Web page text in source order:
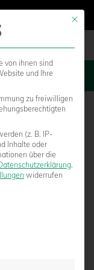
Mit
von ihnen sind
und Ihre
zu freiwilligen
(z. B. IP-
Inhalte oder
über die
.
widerrufen
die eine